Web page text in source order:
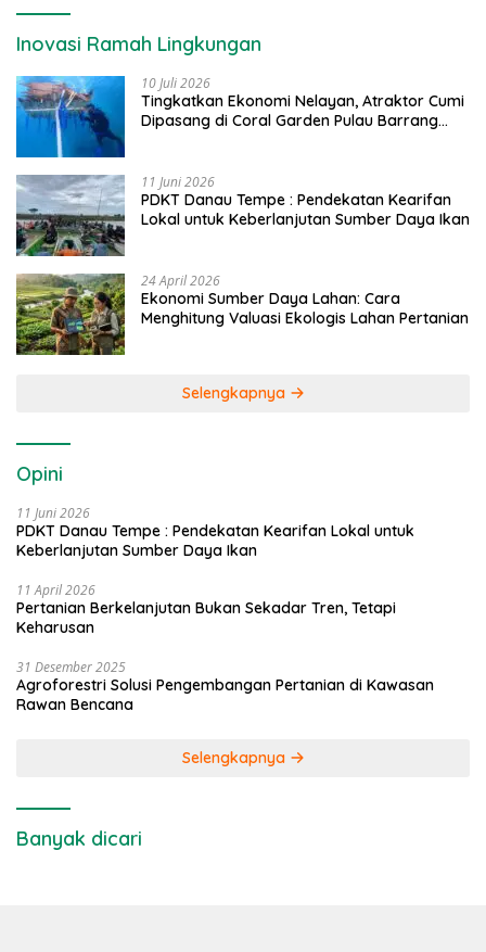
Inovasi Ramah Lingkungan
10 Juli 2026
Tingkatkan Ekonomi Nelayan, Atraktor Cumi
Dipasang di Coral Garden Pulau Barrang
11 Juni 2026
PDKT Danau Tempe : Pendekatan Kearifan
Lokal untuk Keberlanjutan Sumber Daya Ikan
24 April 2026
Ekonomi Sumber Daya Lahan: Cara
Menghitung Valuasi Ekologis Lahan Pertanian
Selengkapnya
Opini
11 Juni 2026
PDKT Danau Tempe : Pendekatan Kearifan Lokal untuk
Keberlanjutan Sumber Daya Ikan
11 April 2026
Pertanian Berkelanjutan Bukan Sekadar Tren, Tetapi
Keharusan
31 Desember 2025
Agroforestri Solusi Pengembangan Pertanian di Kawasan
Rawan Bencana
Selengkapnya
Banyak dicari